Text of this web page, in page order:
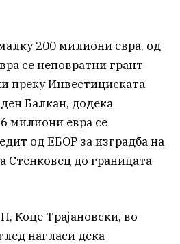
200 милиони евра, од
се неповратни грант
преку Инвестициската
Балкан, додека
милиони евра се
од ЕБОР за изградба на
Стенковец до границата
Коце Трајановски, во
нагласи дека